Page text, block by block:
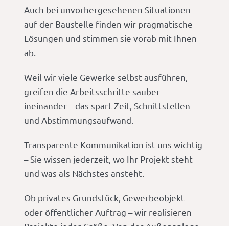
Auch bei unvorhergesehenen Situationen
auf der Baustelle finden wir pragmatische
Lösungen und stimmen sie vorab mit Ihnen
ab.
Weil wir viele Gewerke selbst ausführen,
greifen die Arbeitsschritte sauber
ineinander – das spart Zeit, Schnittstellen
und Abstimmungsaufwand.
Transparente Kommunikation ist uns wichtig
– Sie wissen jederzeit, wo Ihr Projekt steht
und was als Nächstes ansteht.
Ob privates Grundstück, Gewerbeobjekt
oder öffentlicher Auftrag – wir realisieren